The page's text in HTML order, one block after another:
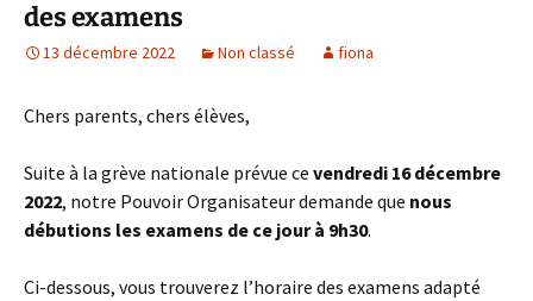
des examens
13 décembre 2022 Non classé fiona
Chers parents, chers élèves,
Suite à la grève nationale prévue ce vendredi 16 décembre
2022, notre Pouvoir Organisateur demande que nous
débutions les examens de ce jour à 9h30.
Ci-dessous, vous trouverez l’horaire des examens adapté